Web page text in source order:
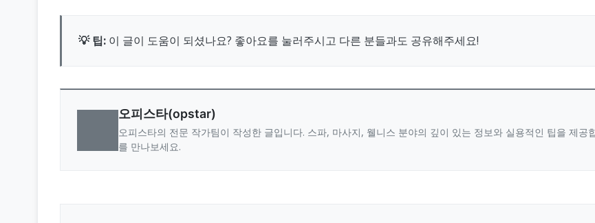
💡 팁: 이 글이 도움이 되셨나요? 좋아요를 눌러주시고 다른 분들과도 공유해주세요!
오피스타(opstar)
오피스타의 전문 작가팀이 작성한 글입니다. 스파, 마사지, 웰니스 분야의 깊이 있는 정보와 실용적인 팁을 제
를 만나보세요.